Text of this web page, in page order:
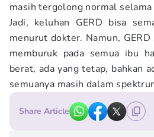
masih tergolong normal
Jadi, keluhan GERD bisa
menurut dokter. Namun,
memburuk pada semua ibu
berat, ada yang tetap, bahkan
semuanya masih dalam
Share Article